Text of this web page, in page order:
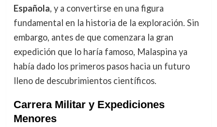
Española, y a convertirse en una figura
fundamental en la historia de la exploración. Sin
embargo, antes de que comenzara la gran
expedición que lo haría famoso, Malaspina ya
había dado los primeros pasos hacia un futuro
lleno de descubrimientos científicos.
Carrera Militar y Expediciones
Menores